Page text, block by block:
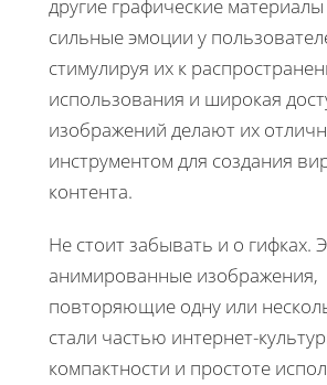
другие графические
сильные эмоции у
стимулируя их к
использования и широкая
изображений делают их
инструментом для создания
контента.
Не стоит забывать и о гифках.
анимированные изображения,
повторяющие одну или
стали частью интернет-
компактности и простоте